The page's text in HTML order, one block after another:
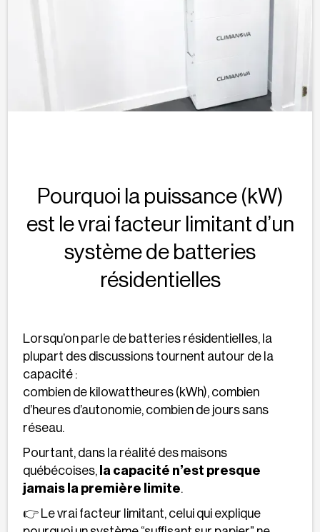
Pourquoi la puissance (kW)
est le vrai facteur limitant d’un
système de batteries
résidentielles
Lorsqu’on parle de batteries résidentielles, la
plupart des discussions tournent autour de la
capacité :
combien de kilowattheures (kWh), combien
d’heures d’autonomie, combien de jours sans
réseau.
Pourtant, dans la réalité des maisons
québécoises, la capacité n’est presque
jamais la première limite.
👉 Le vrai facteur limitant, celui qui explique